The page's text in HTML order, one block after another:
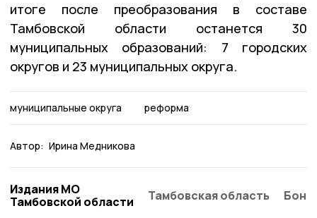
итоге после преобразования в составе
Тамбовской области останется 30
муниципальных образований: 7 городских
округов и 23 муниципальных округа.
муниципальные округа реформа
Автор: Ирина Медникова
Издания МО
Тамбовской области
Тамбовская область